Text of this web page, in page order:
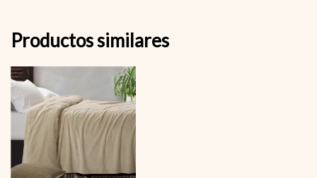
Productos similares